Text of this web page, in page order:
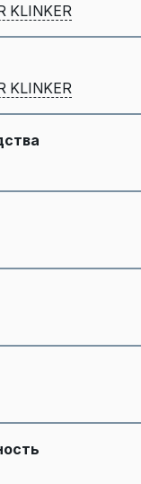
KLINKER
KLINKER